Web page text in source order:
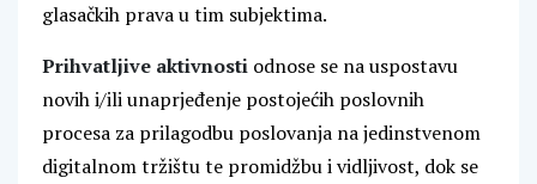
glasačkih prava u tim subjektima.
Prihvatljive aktivnosti odnose se na uspostavu
novih i/ili unaprjeđenje postojećih poslovnih
procesa za prilagodbu poslovanja na jedinstvenom
digitalnom tržištu te promidžbu i vidljivost, dok se